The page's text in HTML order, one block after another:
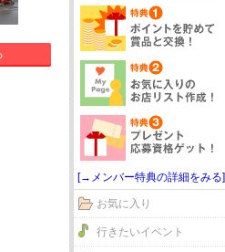
[→メンバー特典の詳細をみる]
お気に入り
行きたいイベント